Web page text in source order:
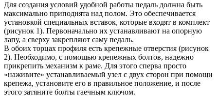
Для создания условий удобной работы педаль должна быть
максимально приподнята над полом. Это обеспечивается
установкой специальных вставок, которые входят в комплект
(рисунок 1). Первоначально их устанавливают на опорную
лапу, а сверху закрепляют саму педаль.
В обоих торцах профиля есть крепежные отверстия (рисунок
2). Необходимо, с помощью крепежных болтов, надежно
прикрепить механизм к раме. Для этого сперва просто
«наживите» устанавливаемый узел с двух сторон при помощи
крепежа, установите его в правильное положение, и после
этого затяните болты гаечным ключом.